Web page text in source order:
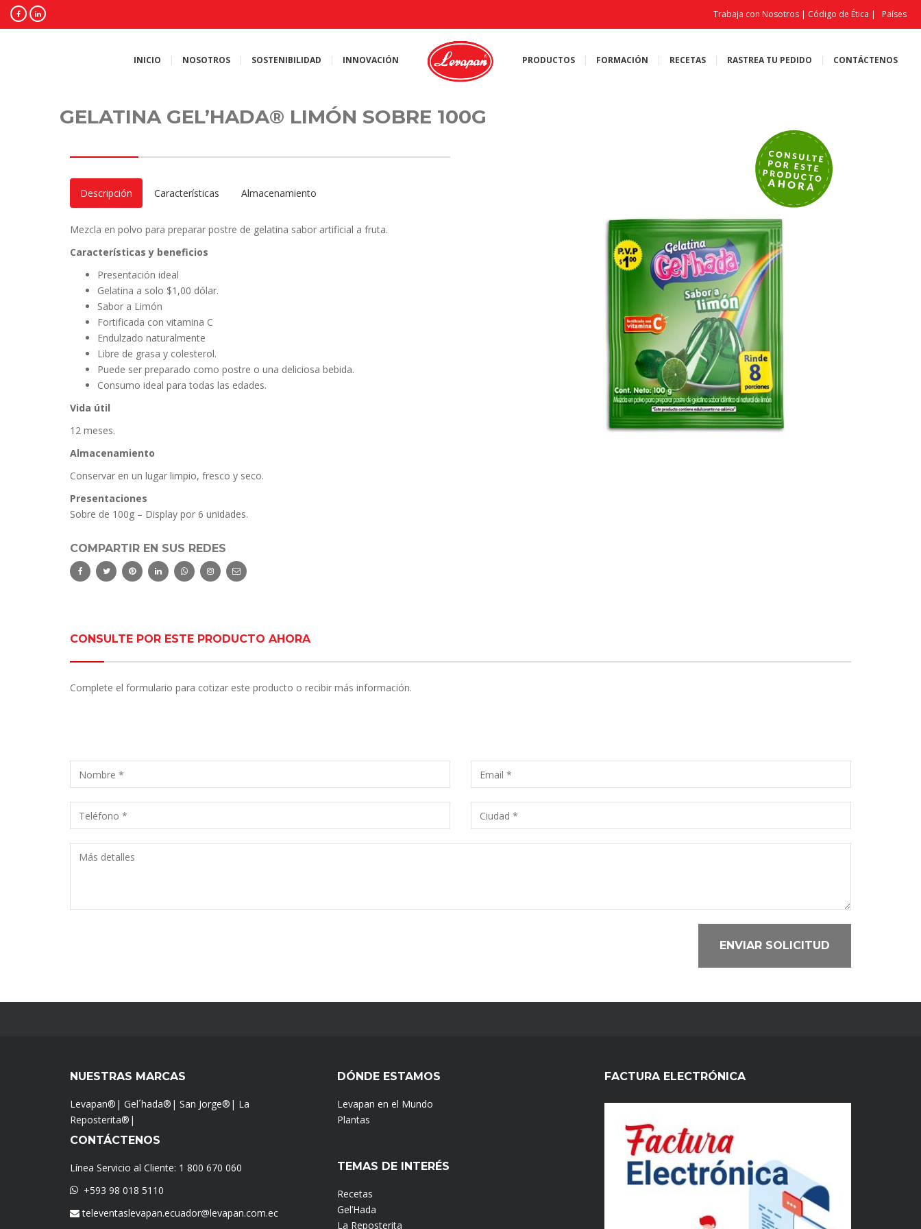
Trabaja con Nosotros | Código de Ética | Países
INICIO NOSOTROS SOSTENIBILIDAD INNOVACIÓN PRODUCTOS FORMACIÓN RECETAS RASTREA TU PEDIDO CONTÁCTENOS
GELATINA GEL’HADA® LIMÓN SOBRE 100G
Descripción Características Almacenamiento
Mezcla en polvo para preparar postre de gelatina sabor artificial a fruta.
Características y beneficios
Presentación ideal
Gelatina a solo $1,00 dólar.
Sabor a Limón
Fortificada con vitamina C
Endulzado naturalmente
Libre de grasa y colesterol.
Puede ser preparado como postre o una deliciosa bebida.
Consumo ideal para todas las edades.
Vida útil
12 meses.
Almacenamiento
Conservar en un lugar limpio, fresco y seco.
Presentaciones
Sobre de 100g – Display por 6 unidades.
COMPARTIR EN SUS REDES
CONSULTE POR ESTE PRODUCTO AHORA
Complete el formulario para cotizar este producto o recibir más información.
ENVIAR SOLICITUD
NUESTRAS MARCAS
Levapan® | Gel´hada® | San Jorge® | La
Reposterita® |
CONTÁCTENOS
Línea Servicio al Cliente: 1 800 670 060
+593 98 018 5110
televentaslevapan.ecuador@levapan.com.ec
DÓNDE ESTAMOS
Levapan en el Mundo
Plantas
TEMAS DE INTERÉS
Recetas
Gel’Hada
La Reposterita
FACTURA ELECTRÓNICA